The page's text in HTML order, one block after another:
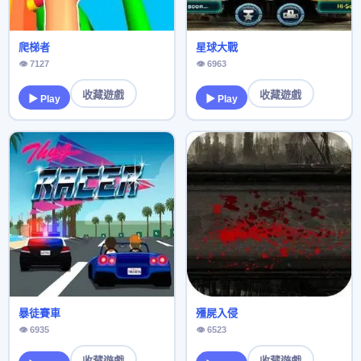
爬梯者
👁 7127
▶ Play 收藏遊戲
星球大戰
👁 6963
▶ Play 收藏遊戲
暴徒賽車
👁 6935
殭屍入侵
👁 6523